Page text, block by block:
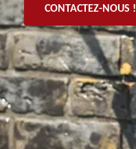
CONTACTEZ-NOUS !